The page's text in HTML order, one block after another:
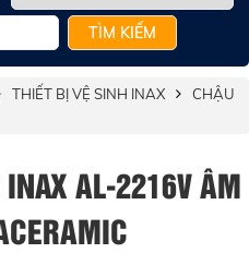
TÌM KIẾM
THIẾT BỊ VỆ SINH INAX
CHẬU
INAX AL-2216V ÂM